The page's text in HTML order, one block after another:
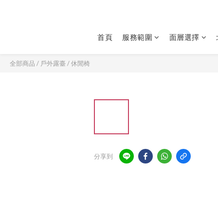
首頁 服務範圍 面層選擇
全部商品 / 戶外露臺/休閒椅
分享到